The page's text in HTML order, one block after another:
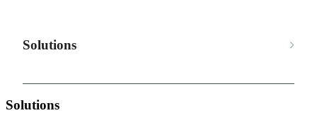
Solutions
Solutions